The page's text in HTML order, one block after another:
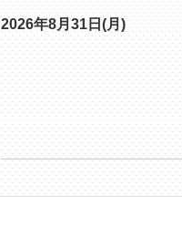
2026年8月31日(月)